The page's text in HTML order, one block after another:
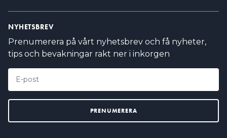
NYHETSBREV
Prenumerera på vårt nyhetsbrev och få nyheter,
tips och bevakningar rakt ner i inkorgen